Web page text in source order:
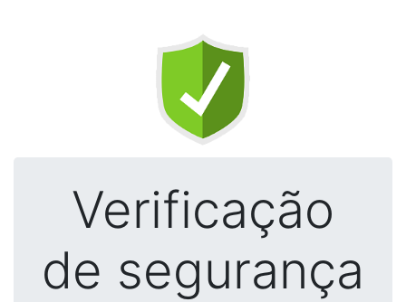
Verificação
de segurança